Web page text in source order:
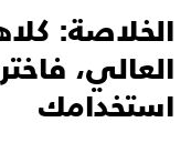
الخلاصة:
العالي،
استخدامك